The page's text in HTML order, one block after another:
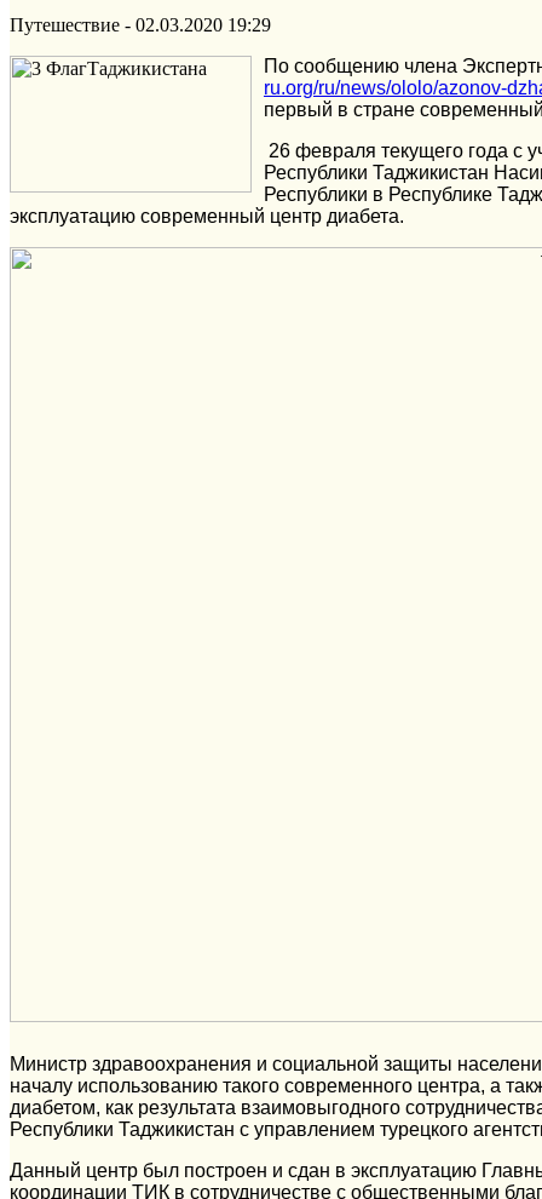
Путешествие - 02.03.2020 19:29
По сообщению члена
ru.org/ru/news/ololo/azonov-
первый в стране
26 февраля текущего года с
Республики Таджикистан
Республики в Республике
эксплуатацию современный центр диабета.
Министр здравоохранения и социальной защиты
началу использованию такого современного центра, а
диабетом, как результата взаимовыгодного
Республики Таджикистан с управлением турецкого
Данный центр был построен и сдан в эксплуатацию
координации ТИК в сотрудничестве с общественными